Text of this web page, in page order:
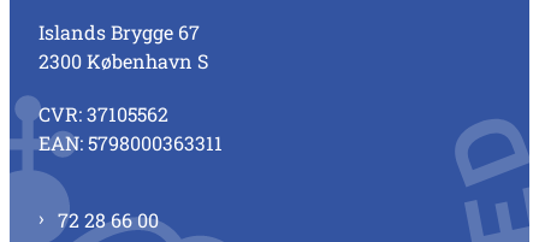
Islands Brygge 67
2300 København S
CVR: 37105562
EAN: 5798000363311
72 28 66 00